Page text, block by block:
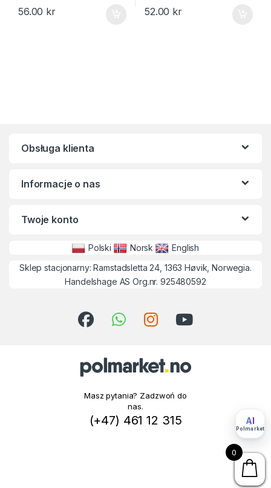
56.00 kr 52.00 kr
Obsługa klienta
Informacje o nas
Twoje konto
Polski Norsk
English
Sklep stacjonarny: Ramstadsletta 24, 1363 Høvik, Norwegia.
Handelshage AS Org.nr. 925480592
Masz pytania? Zadzwoń do
nas.
(+47) 461 12 315
0
AI
Polmarket